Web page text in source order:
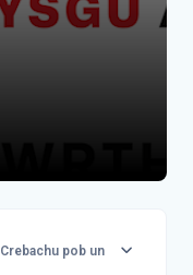
Crebachu pob un